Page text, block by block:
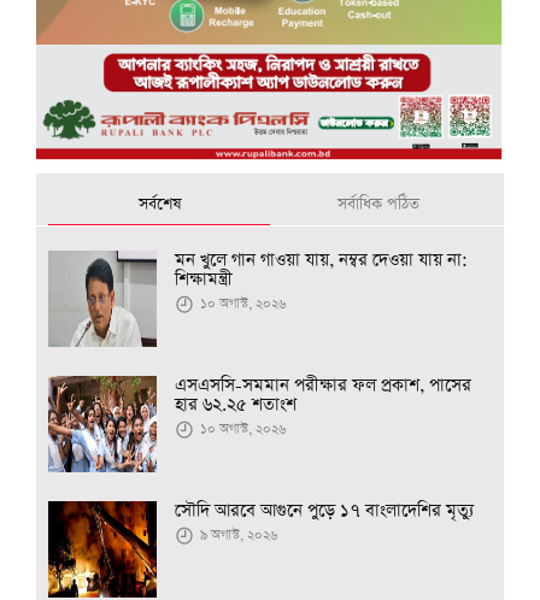
সর্বশেষ সর্বাধিক পঠিত
মন খুলে গান গাওয়া যায়, নম্বর দেওয়া যায় না:
শিক্ষামন্ত্রী
১০ অগাস্ট, ২০২৬
এসএসসি-সমমান পরীক্ষার ফল প্রকাশ, পাসের
হার ৬২.২৫ শতাংশ
১০ অগাস্ট, ২০২৬
সৌদি আরবে আগুনে পুড়ে ১৭ বাংলাদেশির মৃত্যু
৯ অগাস্ট, ২০২৬